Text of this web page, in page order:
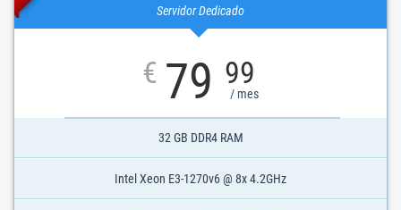
Servidor Dedicado
€ 79 99
/ mes
32 GB DDR4 RAM
Intel Xeon E3-1270v6 @ 8x 4.2GHz